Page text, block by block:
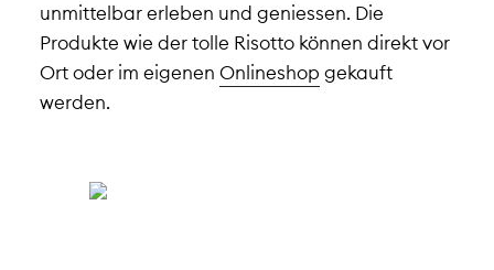
unmittelbar erleben und geniessen. Die
Produkte wie der tolle Risotto können direkt vor
Ort oder im eigenen Onlineshop gekauft
werden.